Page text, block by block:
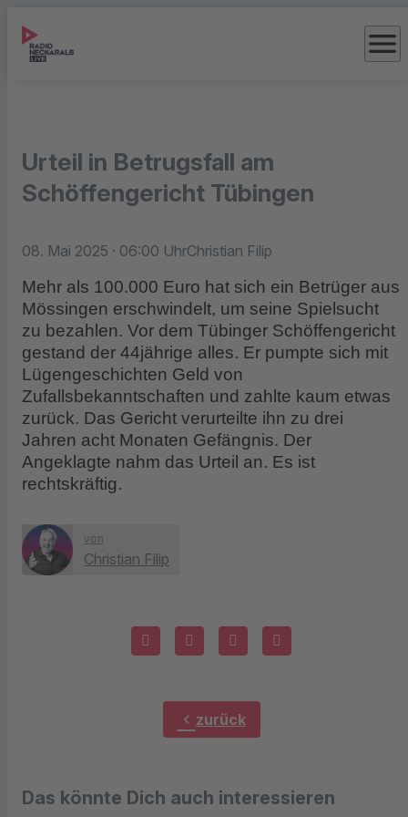
menu
Urteil in Betrugsfall am
Schöffengericht Tübingen
08. Mai 2025 · 06:00 UhrChristian Filip
Mehr als 100.000 Euro hat sich ein Betrüger aus
Mössingen erschwindelt, um seine Spielsucht
zu bezahlen. Vor dem Tübinger Schöffengericht
gestand der 44jährige alles. Er pumpte sich mit
Lügengeschichten Geld von
Zufallsbekanntschaften und zahlte kaum etwas
zurück. Das Gericht verurteilte ihn zu drei
Jahren acht Monaten Gefängnis. Der
Angeklagte nahm das Urteil an. Es ist
rechtskräftig.
von
Christian Filip
chevron_left zurück
Das könnte Dich auch interessieren